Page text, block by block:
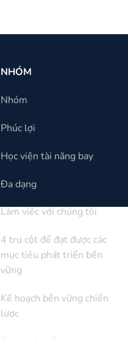
NHÓM
Nhóm
Phúc lợi
Học viện tài năng bay
Đa dạng
Làm việc với chúng tôi
4 trụ cột để đạt được các
mục tiêu phát triển bền
vững
Kế hoạch bền vững chiến
lược